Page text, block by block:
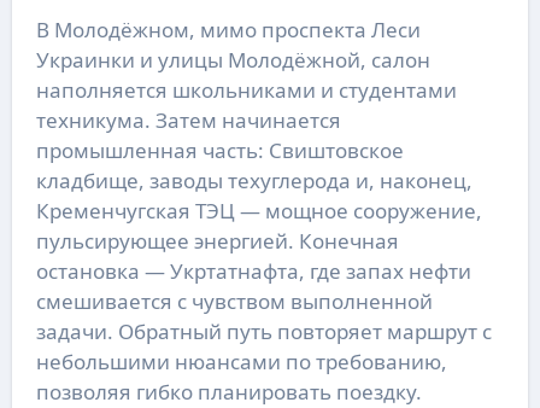
В Молодёжном, мимо проспекта Леси
Украинки и улицы Молодёжной, салон
наполняется школьниками и студентами
техникума. Затем начинается
промышленная часть: Свиштовское
кладбище, заводы техуглерода и, наконец,
Кременчугская ТЭЦ — мощное сооружение,
пульсирующее энергией. Конечная
остановка — Укртатнафта, где запах нефти
смешивается с чувством выполненной
задачи. Обратный путь повторяет маршрут с
небольшими нюансами по требованию,
позволяя гибко планировать поездку.